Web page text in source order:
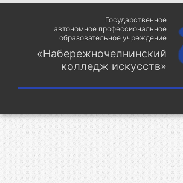
Государственное
автономное профессиональное
образовательное учреждение
«Набережночелнинский
колледж искусств»